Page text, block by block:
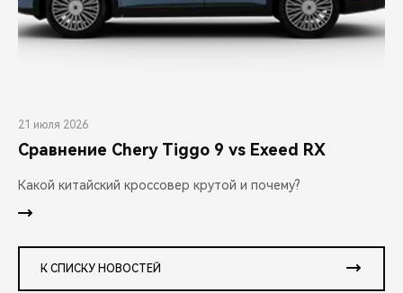
21 июля 2026
Сравнение Chery Tiggo 9 vs Exeed RX
Какой китайский кроссовер крутой и почему?
К СПИСКУ НОВОСТЕЙ